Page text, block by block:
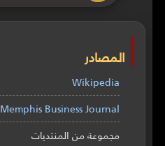
المصادر
Wikipedia
Memphis Business Journal
مجموعة من المنتديات